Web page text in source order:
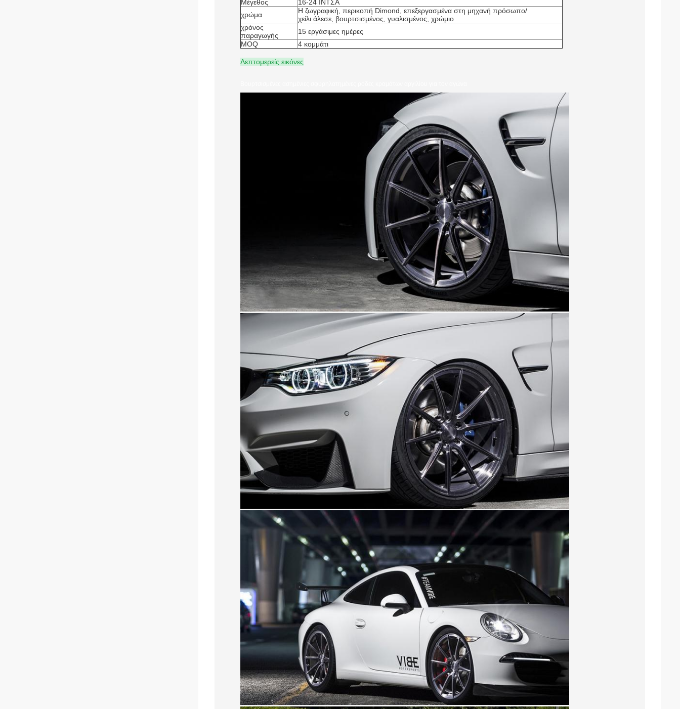
Μέγεθος
16-24 ΙΝΤΣΑ
χρώμα
Η ζωγραφική, περικοπή Dimond, επεξεργασμένα στη μηχανή πρόσωπο/
χείλι άλεσε, βουρτσισμένος, γυαλισμένος, χρώμιο
χρόνος
παραγωγής
15 εργάσιμες ημέρες
MOQ
4 κομμάτι
Λεπτομερείς εικόνες